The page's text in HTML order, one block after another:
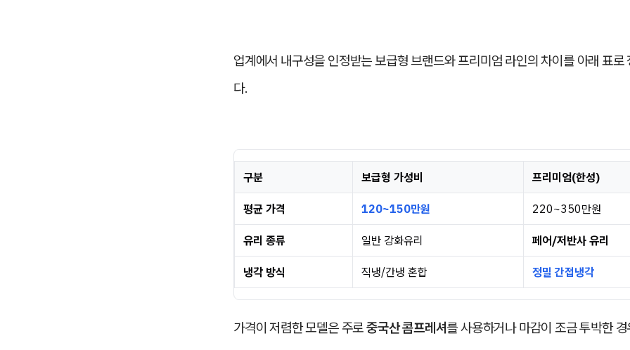
업계에서 내구성을 인정받는 보급형 브랜드와 프리미엄 라인의 차이를 아래 표로
다.
구분 보급형 가성비 프리미엄(한성)
평균 가격 120~150만원 220~350만원
유리 종류 일반 강화유리 페어/저반사 유리
냉각 방식 직냉/간냉 혼합 정밀 간접냉각
가격이 저렴한 모델은 주로중국산 콤프레셔를 사용하거나 마감이 조금 투박한